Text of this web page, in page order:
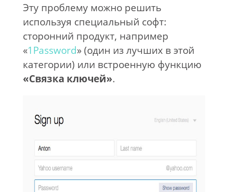
Эту проблему можно решить
используя специальный софт:
сторонний продукт, например
«1Password» (один из лучших в этой
категории) или встроенную функцию
«Связка ключей».